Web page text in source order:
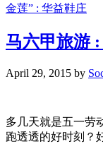
金莲” : 华益鞋庄
马六甲旅游
April 29, 2015 by
多几天就是五一劳
跑透透的好时刻？